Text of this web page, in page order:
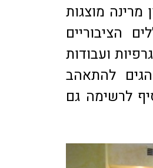
מרינה מוצגות
הציבוריים
ועבודות
להתאהב
לרשימה גם